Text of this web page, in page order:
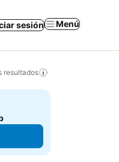
sesión Menú
resultados